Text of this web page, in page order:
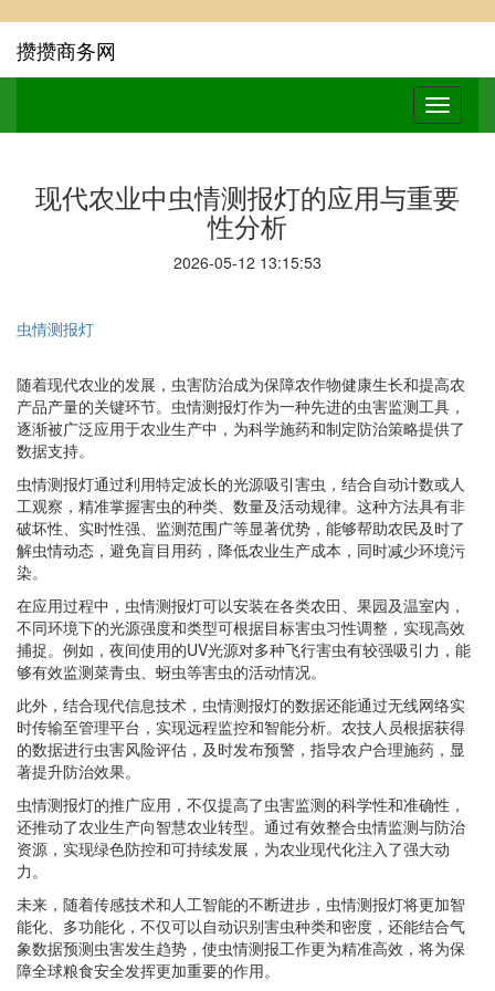
攒攒商务网
现代农业中虫情测报灯的应用与重要
性分析
2026-05-12 13:15:53
虫情测报灯
随着现代农业的发展，虫害防治成为保障农作物健康生长和提高农
产品产量的关键环节。虫情测报灯作为一种先进的虫害监测工具，
逐渐被广泛应用于农业生产中，为科学施药和制定防治策略提供了
数据支持。
虫情测报灯通过利用特定波长的光源吸引害虫，结合自动计数或人
工观察，精准掌握害虫的种类、数量及活动规律。这种方法具有非
破坏性、实时性强、监测范围广等显著优势，能够帮助农民及时了
解虫情动态，避免盲目用药，降低农业生产成本，同时减少环境污
染。
在应用过程中，虫情测报灯可以安装在各类农田、果园及温室内，
不同环境下的光源强度和类型可根据目标害虫习性调整，实现高效
捕捉。例如，夜间使用的UV光源对多种飞行害虫有较强吸引力，能
够有效监测菜青虫、蚜虫等害虫的活动情况。
此外，结合现代信息技术，虫情测报灯的数据还能通过无线网络实
时传输至管理平台，实现远程监控和智能分析。农技人员根据获得
的数据进行虫害风险评估，及时发布预警，指导农户合理施药，显
著提升防治效果。
虫情测报灯的推广应用，不仅提高了虫害监测的科学性和准确性，
还推动了农业生产向智慧农业转型。通过有效整合虫情监测与防治
资源，实现绿色防控和可持续发展，为农业现代化注入了强大动
力。
未来，随着传感技术和人工智能的不断进步，虫情测报灯将更加智
能化、多功能化，不仅可以自动识别害虫种类和密度，还能结合气
象数据预测虫害发生趋势，使虫情测报工作更为精准高效，将为保
障全球粮食安全发挥更加重要的作用。